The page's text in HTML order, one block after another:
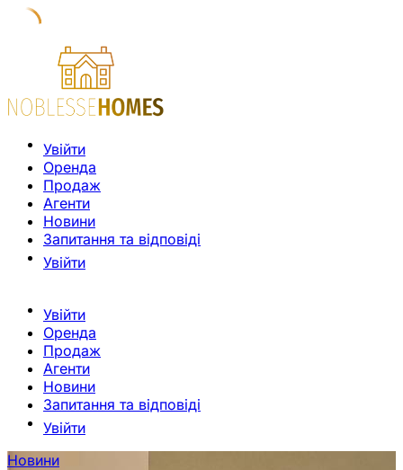
Увійти
Оренда
Продаж
Агенти
Новини
Запитання та відповіді
Увійти
Увійти
Оренда
Продаж
Агенти
Новини
Запитання та відповіді
Увійти
Новини